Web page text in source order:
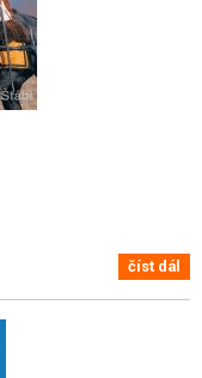
číst dál